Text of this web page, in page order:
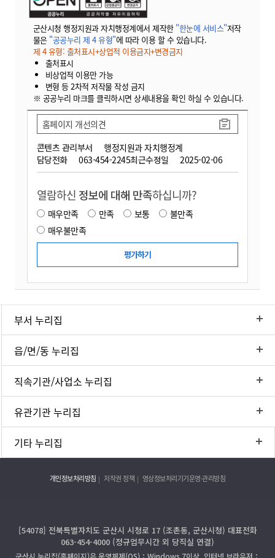
군산시청 행정지원과 자치행정계에서 제작한 "한눈에 서비스"저작
물은 "공공누리 제 4 유형"에 따라 이용 할 수 있습니다.
제 4 유형: 출처표시+상업적 이용금지+변경금지
출처표시
비상업적 이용만 가능
변형 등 2차적 저작물 작성 금지
※ 공공누리 마크를 클릭하시면 상세내용을 확인 하실 수 있습니다.
콘텐츠 관리부서
행정지원과 자치행정계
담당전화
063-454-2245최근수정일 2025-02-06
홈페이지 개선의견
열람하신 정보에 대해 만족하십니까?
매우만족 만족 보통
불만족
매우불만족
부서 누리집
읍/면/동 누리집
직속기관/사업소 누리집
유관기관 누리집
기타 누리집
개인정보처리방침 저작권 정책 영상정보처리기기운영·관리방침
[54078] 전북특별자치도 군산시 시청로 17 (조촌동, 군산시청) 대표전화
063-454-4000 (정규업무시간 외 당직실 연결)
군산시 누리집(홈페이지)은 운영체제(OS)：Windows 7이상, 인터넷 브라우저：